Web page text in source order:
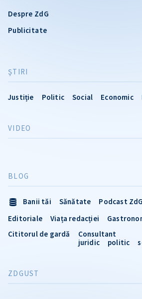
Despre ZdG
Publicitate
ŞTIRI
Justiție Politic Social Economic
VIDEO
BLOG
Banii tăi Sănătate Podcast ZdG
Editoriale
Viața redacției
Cititorul de gardă
Consultant
juridic
politic
ZDGUST